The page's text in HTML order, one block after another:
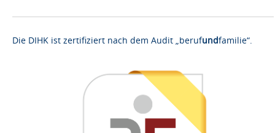
Die DIHK ist zertifiziert nach dem Audit „berufundfamilie“.